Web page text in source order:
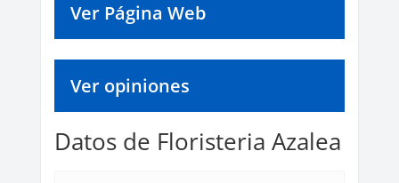
Ver Página Web
Ver opiniones
Datos de Floristeria Azalea